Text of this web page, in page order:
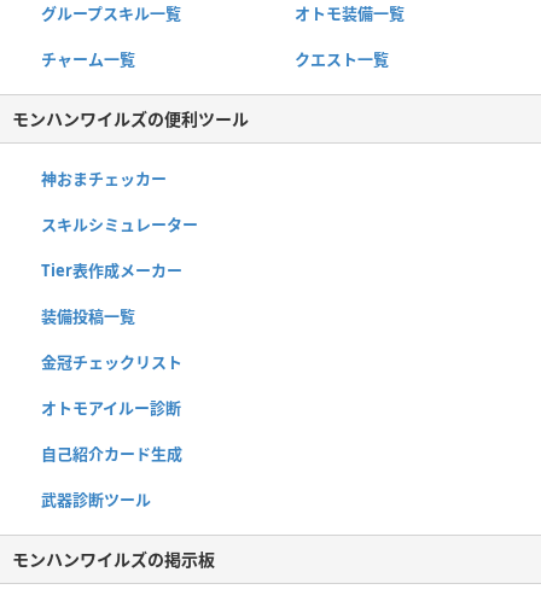
グループスキル一覧 オトモ装備一覧
チャーム一覧 クエスト一覧
モンハンワイルズの便利ツール
神おまチェッカー
スキルシミュレーター
Tier表作成メーカー
装備投稿一覧
金冠チェックリスト
オトモアイルー診断
自己紹介カード生成
武器診断ツール
モンハンワイルズの掲示板